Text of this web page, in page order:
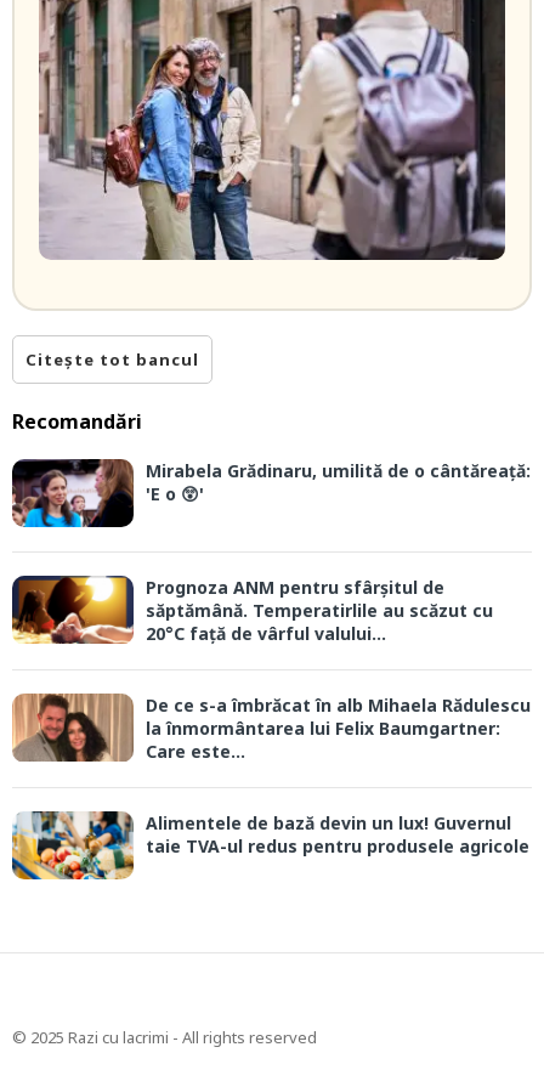
Citește tot bancul
Recomandări
Mirabela Grădinaru, umilită de o cântăreață:
'E o 😲'
Prognoza ANM pentru sfârșitul de
săptămână. Temperatirlile au scăzut cu
20°C față de vârful valului...
De ce s-a îmbrăcat în alb Mihaela Rădulescu
la înmormântarea lui Felix Baumgartner:
Care este...
Alimentele de bază devin un lux! Guvernul
taie TVA-ul redus pentru produsele agricole
© 2025 Razi cu lacrimi - All rights reserved